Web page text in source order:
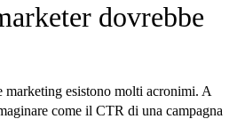
dovrebbe
marketing esistono molti acronimi. A
come il CTR di una campagna